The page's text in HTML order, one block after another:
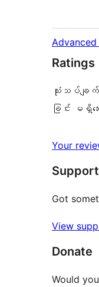
Ratings
သုံးသပ်ချ
ခြင်း မရှိသ
Your
Support
Got
View
Donate
Would